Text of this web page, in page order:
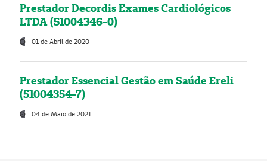
Prestador Decordis Exames Cardiológicos
LTDA (51004346-0)
01 de Abril de 2020
Prestador Essencial Gestão em Saúde Ereli
(51004354-7)
04 de Maio de 2021